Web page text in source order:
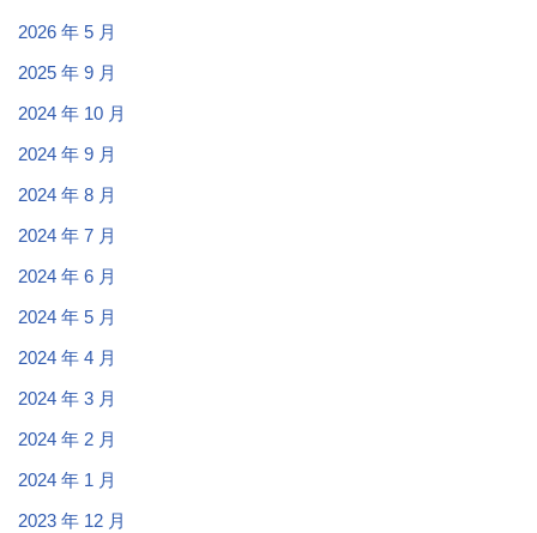
2026 年 5 月
2025 年 9 月
2024 年 10 月
2024 年 9 月
2024 年 8 月
2024 年 7 月
2024 年 6 月
2024 年 5 月
2024 年 4 月
2024 年 3 月
2024 年 2 月
2024 年 1 月
2023 年 12 月